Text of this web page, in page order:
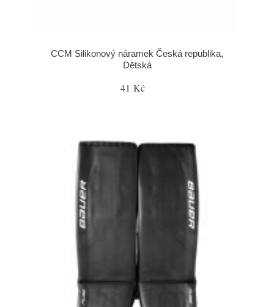
CCM Silikonový náramek Česká republika,
Dětská
41 Kč